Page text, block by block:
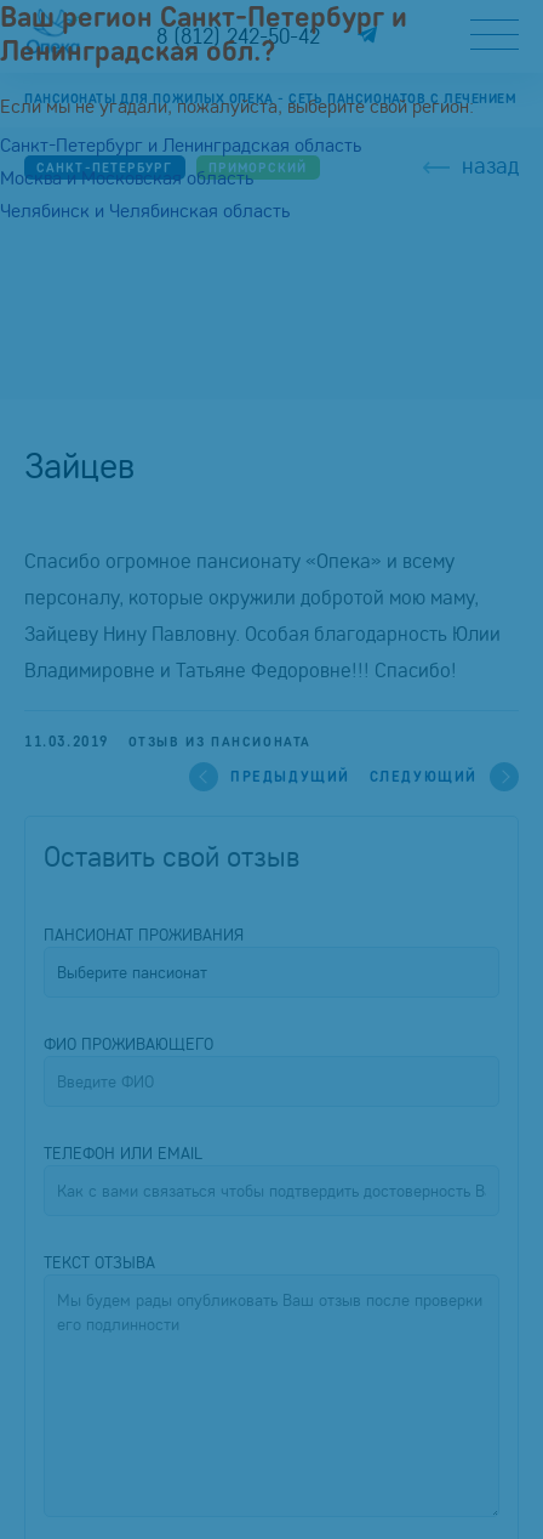
8 (812) 242-50-42
ПАНСИОНАТЫ ДЛЯ ПОЖИЛЫХ ОПЕКА - СЕТЬ ПАНСИОНАТОВ С ЛЕЧЕНИЕМ
САНКТ-ПЕТЕРБУРГ ПРИМОРСКИЙ назад
Зайцев
Спасибо огромное пансионату «Опека» и всему
персоналу, которые окружили добротой мою маму,
Зайцеву Нину Павловну. Особая благодарность Юлии
Владимировне и Татьяне Федоровне!!! Спасибо!
11.03.2019 ОТЗЫВ ИЗ ПАНСИОНАТА
ПРЕДЫДУЩИЙ СЛЕДУЮЩИЙ
Оставить свой отзыв
ПАНСИОНАТ ПРОЖИВАНИЯ
ФИО ПРОЖИВАЮЩЕГО
ТЕЛЕФОН ИЛИ EMAIL
ТЕКСТ ОТЗЫВА
Ваш регион Санкт-Петербург и
Ленинградская обл.?
Если мы не угадали, пожалуйста, выберите свой регион:
Санкт-Петербург и Ленинградская область
Москва и Московская область
Челябинск и Челябинская область